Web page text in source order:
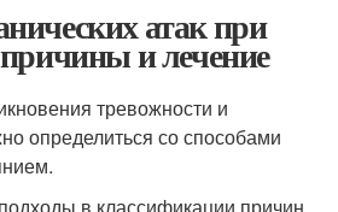
атак при
и лечение
тревожности и
определиться со способами